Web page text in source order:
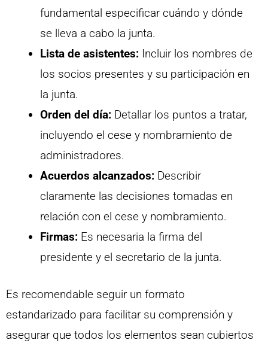
fundamental especificar cuándo y dónde
se lleva a cabo la junta.
Lista de asistentes: Incluir los nombres de
los socios presentes y su participación en
la junta.
Orden del día: Detallar los puntos a tratar,
incluyendo el cese y nombramiento de
administradores.
Acuerdos alcanzados: Describir
claramente las decisiones tomadas en
relación con el cese y nombramiento.
Firmas: Es necesaria la firma del
presidente y el secretario de la junta.
Es recomendable seguir un formato
estandarizado para facilitar su comprensión y
asegurar que todos los elementos sean cubiertos